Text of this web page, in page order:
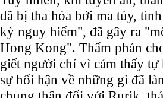
đã bị tha hóa bởi ma túy,
kỳ nguy hiểm", đã gây ra
Hong Kong". Thẩm phán
giết người chỉ vì cảm thấy
sự hối hận về những gì đã